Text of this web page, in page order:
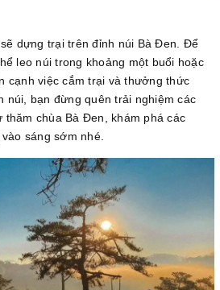
dựng trại trên đỉnh núi Bà Đen. Để
leo núi trong khoảng một buổi hoặc
cạnh việc cắm trại và thưởng thức
núi, bạn đừng quên trải nghiệm các
thăm chùa Bà Đen, khám phá các
sáng sớm nhé.